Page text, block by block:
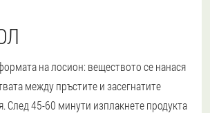
на лосион: веществото се нанася
между пръстите и засегнатите
След 45-60 минути изплакнете продукта